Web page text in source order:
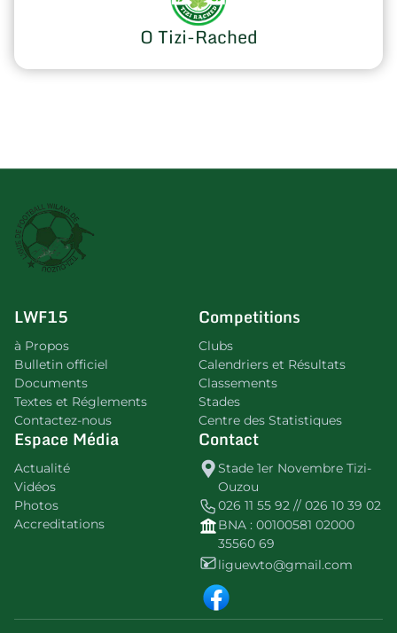
O Tizi-Rached
LWF15
à Propos
Bulletin officiel
Documents
Textes et Réglements
Contactez-nous
Competitions
Clubs
Calendriers et Résultats
Classements
Stades
Centre des Statistiques
Espace Média
Actualité
Vidéos
Photos
Accreditations
Contact
Stade 1er Novembre Tizi-
Ouzou
026 11 55 92 // 026 10 39 02
BNA : 00100581 02000
35560 69
liguewto@gmail.com